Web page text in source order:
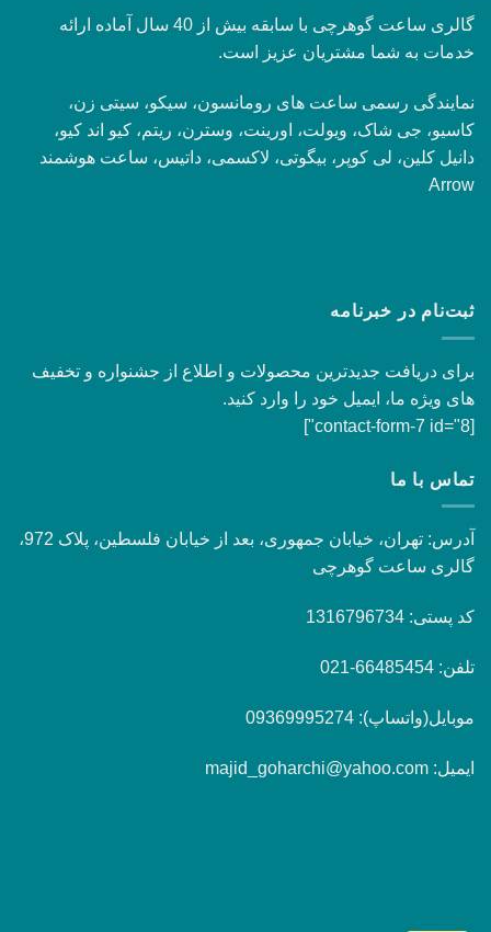
گالری ساعت گوهرچی با سابقه بیش از 40 سال آماده ارائه
خدمات به شما مشتریان عزیز است.
نمایندگی رسمی ساعت های رومانسون، سیکو، سیتی زن،
کاسیو، جی شاک، ویولت، اورینت، وسترن، ریتم، کیو اند کیو،
دانیل کلین، لی کوپر، بیگوتی، لاکسمی، داتیس، ساعت هوشمند
Arrow
ثبت‌نام در خبرنامه
برای دریافت جدیدترین محصولات و اطلاع از جشنواره و تخفیف
های ویژه ما، ایمیل خود را وارد کنید.
[contact-form-7 id="8"]
تماس با ما
آدرس: تهران، خیابان جمهوری، بعد از خیابان فلسطین، پلاک 972،
گالری ساعت گوهرچی
کد پستی: 1316796734
تلفن: 66485454-021
موبایل(واتساپ): 09369995274
ایمیل: majid_goharchi@yahoo.com